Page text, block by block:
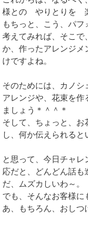
様との やりとりを 楽
もちっと、こう、パフ
考えてみれば、そこで
か、作ったアレンジメ
けですよね。
そのためには、カノ
アレンジや、花束を作
ましょう＊＾＾＊
そして、ちょっと、
し、何か伝えられると
と思って、今日チャ
応だと、どんどん話も
だ、ムズカしいわ～。
でも、そんなお客様に
あ、もちろん、おし